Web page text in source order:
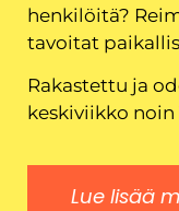
henkilöitä?
tavoitat
Rakastettu ja
keskiviikko noin
Lue lisää